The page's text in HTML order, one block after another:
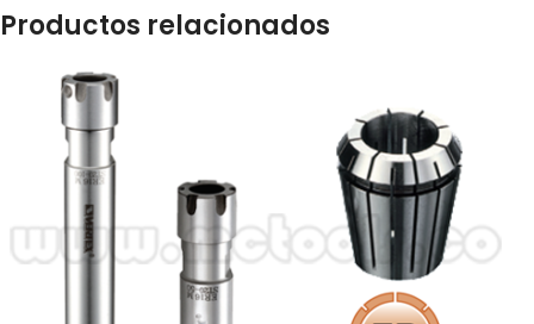
Productos relacionados